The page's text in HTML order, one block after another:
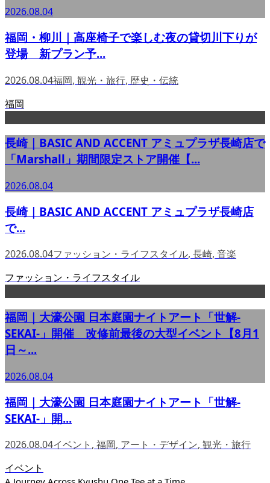
2026.08.04
福岡・柳川｜高座椅子で楽しむ夜の貸切川下りが
登場 新プラン予...
2026.08.04福岡, 観光・旅行, 歴史・伝統
福岡
長崎｜BASIC AND ACCENT アミュプラザ長崎店で
「Marshall」期間限定ストア開催【...
2026.08.04
長崎｜BASIC AND ACCENT アミュプラザ長崎店
で...
2026.08.04ファッション・ライフスタイル, 長崎, 音楽
ファッション・ライフスタイル
福岡｜大濠公園 日本庭園ナイトアート「世解-
SEKAI-」開催 改修前最後の大型イベント【8月1
日～...
2026.08.04
福岡｜大濠公園 日本庭園ナイトアート「世解-
SEKAI-」開...
2026.08.04イベント , 福岡, アート・デザイン, 観光・旅行
イベント